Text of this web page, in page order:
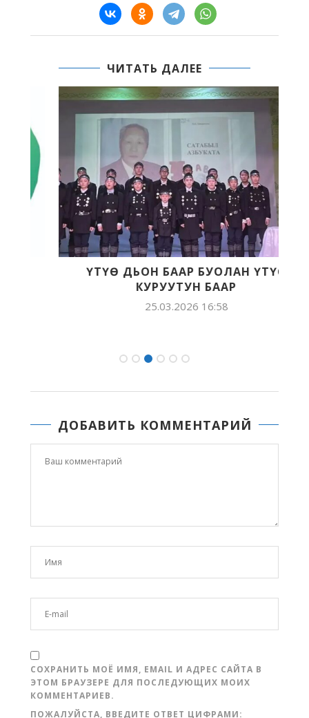
ЧИТАТЬ ДАЛЕЕ
ҮТҮӨ ДЬОН БААР БУОЛАН ҮТҮӨ
КУРУУТУН БААР
25.03.2026 16:58
ДОБАВИТЬ КОММЕНТАРИЙ
СОХРАНИТЬ МОЁ ИМЯ, EMAIL И АДРЕС САЙТА В
ЭТОМ БРАУЗЕРЕ ДЛЯ ПОСЛЕДУЮЩИХ МОИХ
КОММЕНТАРИЕВ.
ПОЖАЛУЙСТА, ВВЕДИТЕ ОТВЕТ ЦИФРАМИ: